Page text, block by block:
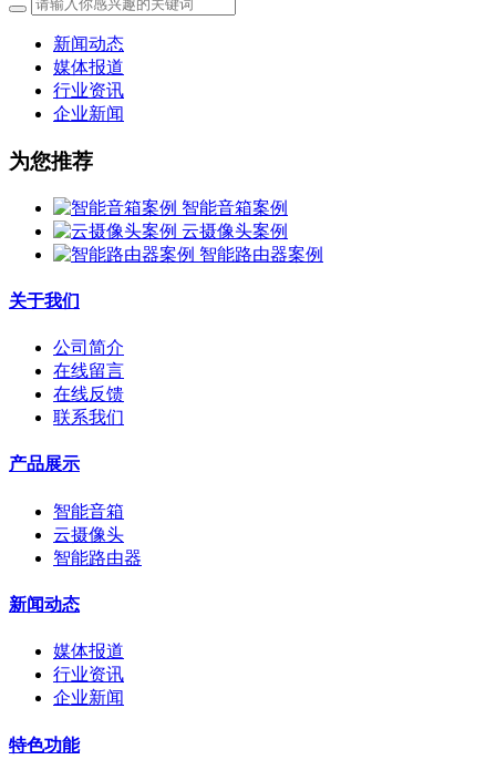
新闻动态
媒体报道
行业资讯
企业新闻
为您推荐
智能音箱案例
云摄像头案例
智能路由器案例
关于我们
公司简介
在线留言
在线反馈
联系我们
产品展示
智能音箱
云摄像头
智能路由器
新闻动态
媒体报道
行业资讯
企业新闻
特色功能